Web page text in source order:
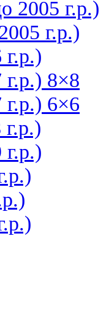
2005 г.р.)
г.р.)
8×8
6×6